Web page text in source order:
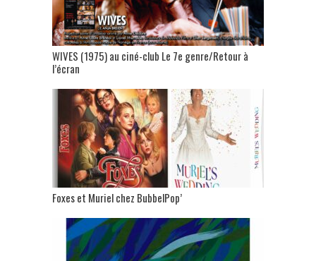
WIVES (1975) au ciné-club Le 7e genre/Retour à
l’écran
Foxes et Muriel chez BubbelPop’